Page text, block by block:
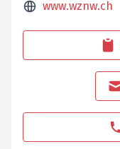
www.wznw.ch